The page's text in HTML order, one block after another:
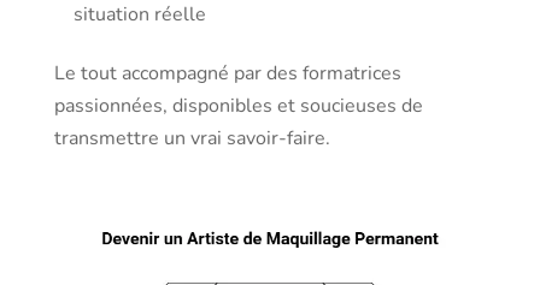
situation réelle
Le tout accompagné par des formatrices
passionnées, disponibles et soucieuses de
transmettre un vrai savoir-faire.